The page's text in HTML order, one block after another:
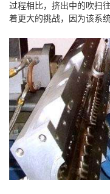
过程相比，挤出中的吹扫
着更大的挑战，因为该系